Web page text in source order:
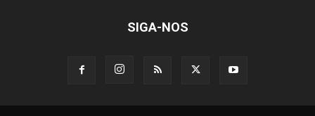
SIGA-NOS